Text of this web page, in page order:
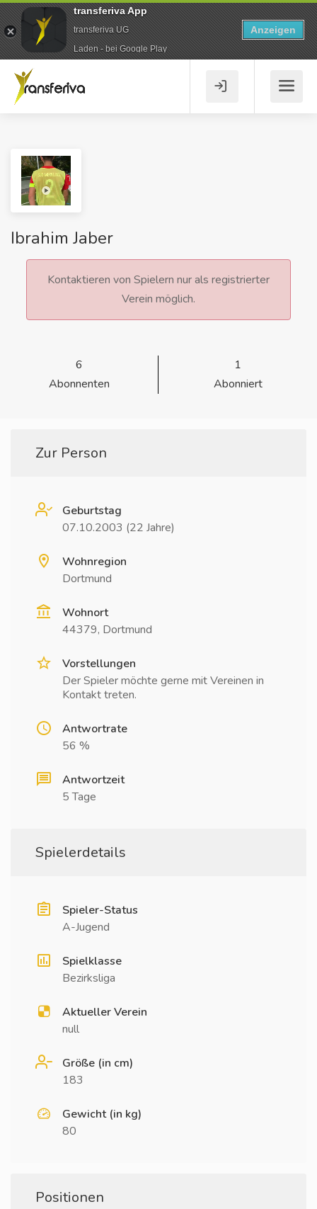
Ibrahim Jaber
Kontaktieren von Spielern nur als registrierter
Verein möglich.
6
Abonnenten
1
Abonniert
Zur Person
Geburtstag
07.10.2003 (22 Jahre)
Wohnregion
Dortmund
Wohnort
44379, Dortmund
Vorstellungen
Der Spieler möchte gerne mit Vereinen in
Kontakt treten.
Antwortrate
56 %
Antwortzeit
5 Tage
Spielerdetails
Spieler-Status
A-Jugend
Spielklasse
Bezirksliga
Aktueller Verein
null
Größe (in cm)
183
Gewicht (in kg)
80
Positionen
transferiva App
transferiva UG
Laden - bei Google Play
Anzeigen